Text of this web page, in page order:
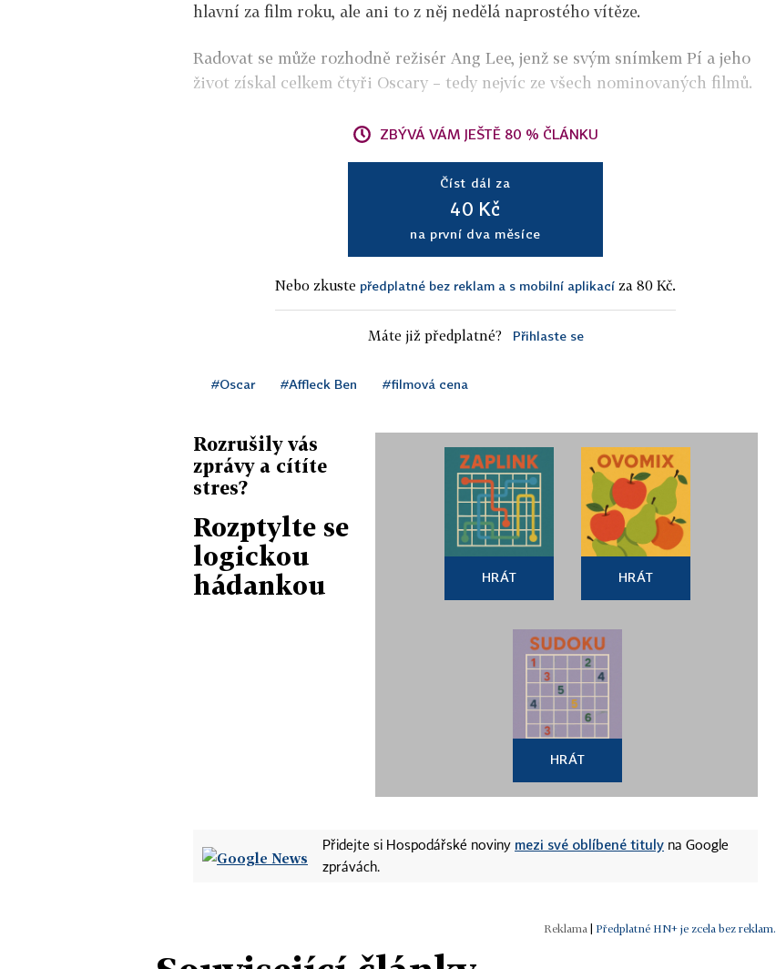
hlavní za film roku, ale ani to z něj nedělá naprostého vítěze.
Radovat se může rozhodně režisér Ang Lee, jenž se svým snímkem Pí a jeho
život získal celkem čtyři Oscary – tedy nejvíc ze všech nominovaných filmů.
ZBÝVÁ VÁM JEŠTĚ 80 % ČLÁNKU
Číst dál za
40 Kč
na první dva měsíce
Nebo zkuste předplatné bez reklam a s mobilní aplikací za 80 Kč.
Máte již předplatné? Přihlaste se
#Oscar #Affleck Ben #filmová cena
Rozrušily vás
zprávy a cítíte
stres?
Rozptylte se
logickou
hádankou
HRÁT HRÁT
HRÁT
Přidejte si Hospodářské noviny mezi své oblíbené tituly na Google
zprávách.
| Předplatné HN+ je zcela bez reklam.